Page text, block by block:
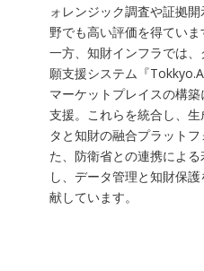
ォレンジック調査や証拠
野でも高い評価を得ていま
一方、知財インフラでは
願支援システム『
マーケットプレイスの構
支援。これらを統合し、
タと知財の融合プラット
た、防衛省との連携によ
し、データ管理と知財保
献しています。